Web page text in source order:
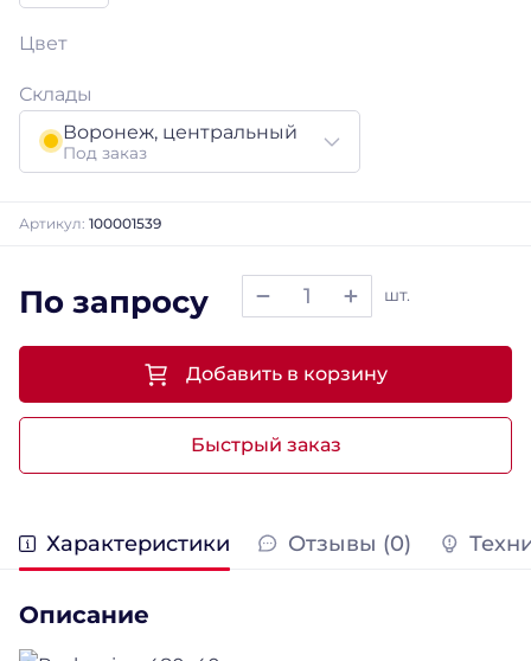
Цвет
Склады
Воронеж, центральный
Под заказ
Артикул: 100001539
По запросу шт.
Быстрый заказ
Добавить в корзину
Характеристики Отзывы (0)
Описание